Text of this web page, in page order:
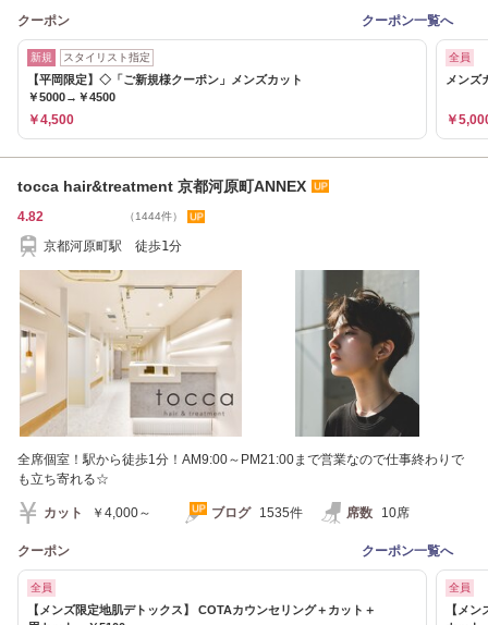
クーポン クーポン一覧へ
新規 スタイリスト指定
【平岡限定】◇「ご新規様クーポン」メンズカット
￥5000→￥4500
￥4,500
全員
メン
￥
tocca hair&treatment 京都河原町ANNEX
4.82 （1444件）
京都河原町駅 徒歩1分
全席個室！駅から徒歩1分！AM9:00～PM21:00まで営業なので仕事終わりで
も立ち寄れる☆
カット ￥4,000～ ブログ 1535件 席数 10席
クーポン クーポン一覧へ
全員
【メンズ限定地肌デトックス】 COTAカウンセリング＋カット＋
全員
【メ